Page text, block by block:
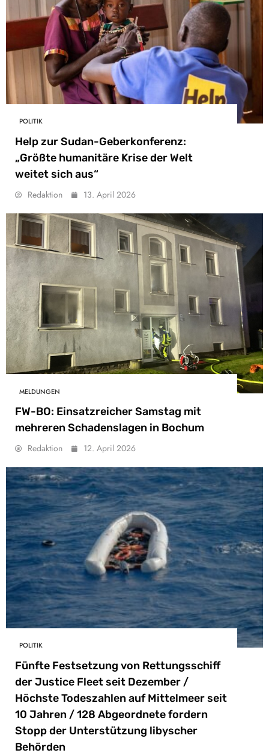
POLITIK
Help zur Sudan-Geberkonferenz:
„Größte humanitäre Krise der Welt
weitet sich aus“
Redaktion 13. April 2026
MELDUNGEN
FW-BO: Einsatzreicher Samstag mit
mehreren Schadenslagen in Bochum
Redaktion 12. April 2026
POLITIK
Fünfte Festsetzung von Rettungsschiff
der Justice Fleet seit Dezember /
Höchste Todeszahlen auf Mittelmeer seit
10 Jahren / 128 Abgeordnete fordern
Stopp der Unterstützung libyscher
Behörden